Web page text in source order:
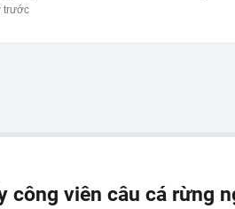
trước
công viên câu cá rừng